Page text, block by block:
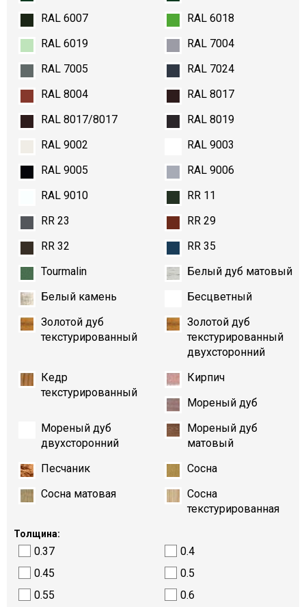
RAL 6007
RAL 6018
RAL 6019
RAL 7004
RAL 7005
RAL 7024
RAL 8004
RAL 8017
RAL 8017/8017
RAL 8019
RAL 9002
RAL 9003
RAL 9005
RAL 9006
RAL 9010
RR 11
RR 23
RR 29
RR 32
RR 35
Tourmalin
Белый дуб матовый
Белый камень
Бесцветный
Золотой дуб
текстурированный
Золотой дуб
текстурированный
двухсторонний
Кедр
текстурированный
Кирпич
Мореный дуб
Мореный дуб
двухсторонний
Мореный дуб
матовый
Песчаник
Сосна
Сосна матовая
Сосна
текстурированная
Толщина:
0.37
0.4
0.45
0.5
0.55
0.6